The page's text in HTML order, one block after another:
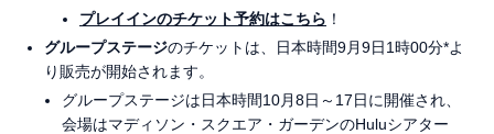
プレイインのチケット予約はこちら ！
グループステージのチケットは、日本時間9月9日1時00分*よ
り販売が開始されます。
グループステージは日本時間10月8日～17日に開催され、
会場はマディソン・スクエア・ガーデンのHuluシアター